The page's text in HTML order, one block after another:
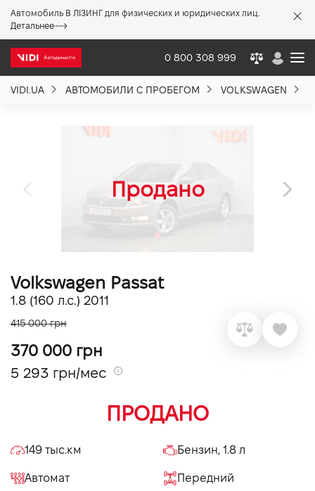
Автомобиль В ЛІЗИНГ для физических и юридических лиц.
Детальнее
0 800 308 999
VIDI.UA АВТОМОБИЛИ С ПРОБЕГОМ VOLKSWAGEN
Volkswagen Passat
1.8 (160 л.с.) 2011
415 000 грн
370 000 грн
5 293 грн/мес
ПРОДАНО
149 тыс.км Бензин, 1.8 л
Автомат Передний
Политика качества
Вакансии
VIDI Карьера
Контакты
Підпишись на наш канал та слідкуй за